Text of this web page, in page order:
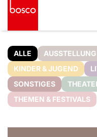
ALLE AUSSTELLUNG
KINDER & JUGEND
SONSTIGES
THEMEN & FESTIVALS